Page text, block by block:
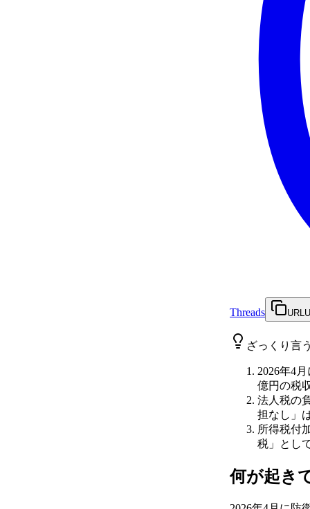
Threads URL
ざっくり言
2026年4
億円の税
法人税の
担なし」
所得税付
税」とし
何が起き